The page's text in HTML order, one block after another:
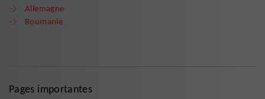
Allemagne
Roumanie
Pages importantes